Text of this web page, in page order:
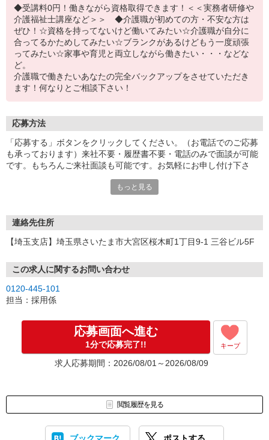
◆受講料0円！働きながら資格取得できます！＜＜実務者研修や
介護福祉士講座など＞＞ ◆介護職が初めての方・不安な方は
ぜひ！☆資格を持ってないけど働いてみたい☆介護職が自分に
合ってるかためしてみたい☆ブランクがあるけどもう一度頑張
ってみたい☆家事や育児と両立しながら働きたい・・・などな
ど。
介護職で働きたいあなたの完全バックアップをさせていただき
ます！何なりとご相談下さい！
応募方法
「応募する」ボタンをクリックしてください。（お電話でのご応募
も承っております）来社不要・履歴書不要・電話のみで面談が可能
です。もちろんご来社面談も可能です。お気軽にお申し付け下さ
もっと見る
連絡先住所
【埼玉支店】埼玉県さいたま市大宮区桜木町1丁目9-1 三谷ビル5F
この求人に関するお問い合わせ
0120-445-101
担当：採用係
応募画面へ進む
1分で応募完了!! キープ
求人応募期間：2026/08/01～2026/08/09
閲覧履歴を見る